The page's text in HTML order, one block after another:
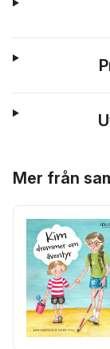
Mer från